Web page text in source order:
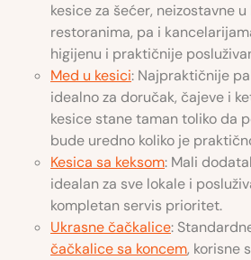
kesice za šećer, neizostavne
restoranima, pa i
higijenu i praktičnije
Med u kesici: Najpraktičnije
idealno za doručak, čajeve i
kesice stane taman toliko da
bude uredno koliko je
Kesica sa keksom: Mali
idealan za sve lokale i
kompletan servis prioritet.
Ukrasne čačkalice:
čačkalice sa koncem, korisne